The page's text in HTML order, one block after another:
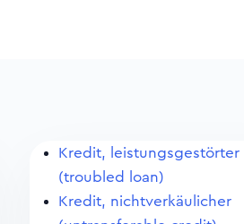
Kredit, leistungsgestörter
(troubled loan)
Kredit, nichtverkäulicher